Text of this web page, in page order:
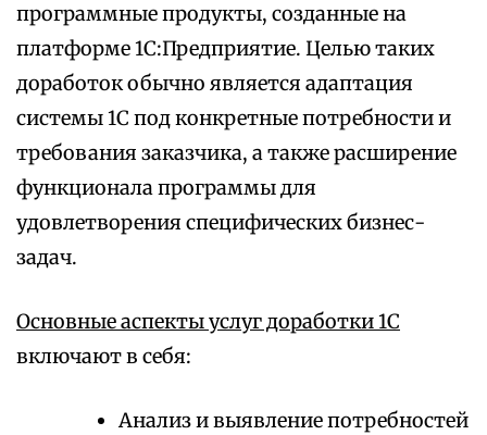
программные продукты, созданные на
платформе 1С:Предприятие. Целью таких
доработок обычно является адаптация
системы 1С под конкретные потребности и
требования заказчика, а также расширение
функционала программы для
удовлетворения специфических бизнес-
задач.
Основные аспекты услуг доработки 1С
включают в себя:
Анализ и выявление потребностей